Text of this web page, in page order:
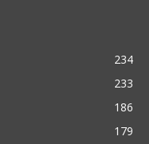
234
233
186
179